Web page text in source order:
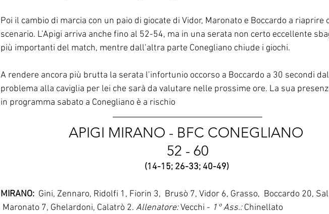
Poi il cambio di marcia con un paio di giocate di Vidor, Maronato e Boccardo a riaprire
scenario. L’Apigi arriva anche fino al 52-54, ma in una serata non certo eccellente
più importanti del match, mentre dall’altra parte Conegliano chiude i giochi.
A rendere ancora più brutta la serata l’infortunio occorso a Boccardo a 30 secondi
problema alla caviglia per lei che sarà da valutare nelle prossime ore. La sua
in programma sabato a Conegliano è a rischio
APIGI MIRANO - BFC CONEGLIANO
52 - 60
(14-15; 26-33; 40-49)
MIRANO: Gini, Zennaro, Ridolfi 1, Fiorin 3,  Brusò 7, Vidor 6, Grasso,  Boccardo 20,
Maronato 7, Ghelardoni, Calatrò 2. Allenatore: Vecchi - 1° Ass.: Chinellato